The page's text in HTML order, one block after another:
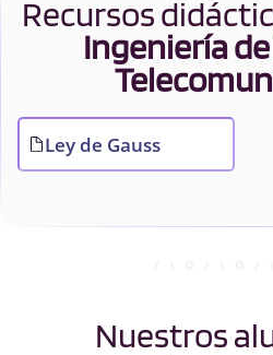
Recursos
Ingeniería
Ley de Gauss
Nuestros